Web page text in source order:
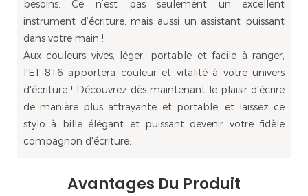
besoins. Ce n’est pas seulement un excellent
instrument d’écriture, mais aussi un assistant puissant
dans votre main !
Aux couleurs vives, léger, portable et facile à ranger,
l'ET-816 apportera couleur et vitalité à votre univers
d'écriture ! Découvrez dès maintenant le plaisir d'écrire
de manière plus attrayante et portable, et laissez ce
stylo à bille élégant et puissant devenir votre fidèle
compagnon d'écriture.
Avantages Du Produit